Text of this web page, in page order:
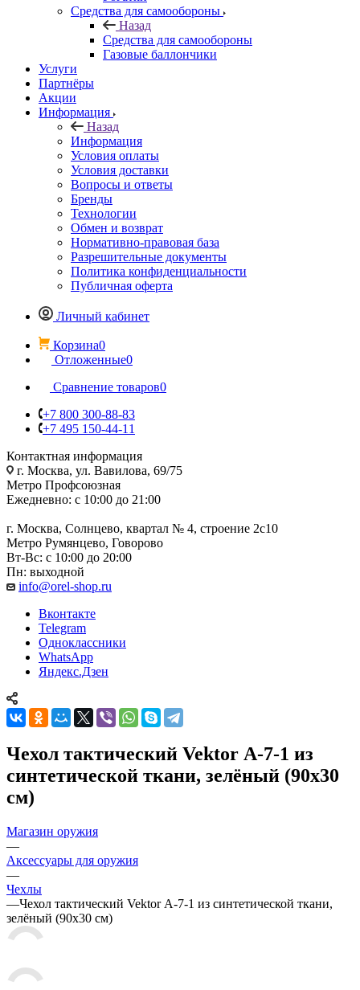
Средства для самообороны
Назад
Средства для самообороны
Газовые баллончики
Услуги
Партнёры
Акции
Информация
Назад
Информация
Условия оплаты
Условия доставки
Вопросы и ответы
Бренды
Технологии
Обмен и возврат
Нормативно-правовая база
Разрешительные документы
Политика конфиденциальности
Публичная оферта
Личный кабинет
Корзина0
Отложенные0
Сравнение товаров0
+7 800 300-88-83
+7 495 150-44-11
Контактная информация
г. Москва, ул. Вавилова, 69/75
Метро Профсоюзная
Ежедневно: с 10:00 до 21:00
г. Москва, Солнцево, квартал № 4, строение 2с10
Метро Румянцево, Говорово
Вт-Вс: с 10:00 до 20:00
Пн: выходной
info@orel-shop.ru
Вконтакте
Telegram
Одноклассники
WhatsApp
Яндекс.Дзен
Чехол тактический Vektor А-7-1 из
синтетической ткани, зелёный (90х30
см)
Магазин оружия
—
Аксессуары для оружия
—
Чехлы
—Чехол тактический Vektor А-7-1 из синтетической ткани,
зелёный (90х30 см)